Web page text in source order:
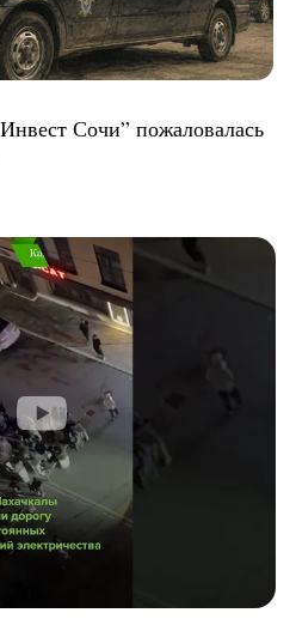
Сочи” пожаловалась